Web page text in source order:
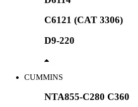
C6121 (CAT 3306)
D9-220
CUMMINS
NTA855-C280 C360